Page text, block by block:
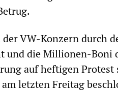
der VW-Konzern durch
und die Millionen-Boni
auf heftigen
letzten Freitag